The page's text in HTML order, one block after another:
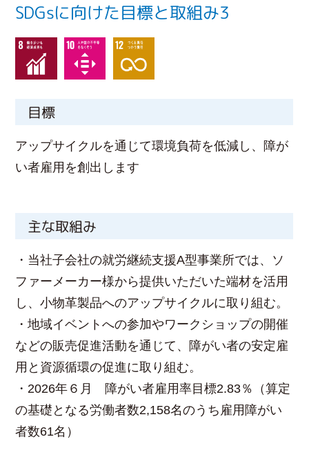
SDGsに向けた目標と取組み3
目標
アップサイクルを通じて環境負荷を低減し、障が
い者雇用を創出します
主な取組み
・当社子会社の就労継続支援A型事業所では、ソ
ファーメーカー様から提供いただいた端材を活用
し、小物革製品へのアップサイクルに取り組む。
・地域イベントへの参加やワークショップの開催
などの販売促進活動を通じて、障がい者の安定雇
用と資源循環の促進に取り組む。
・2026年６月 障がい者雇用率目標2.83％（算定
の基礎となる労働者数2,158名のうち雇用障がい
者数61名）